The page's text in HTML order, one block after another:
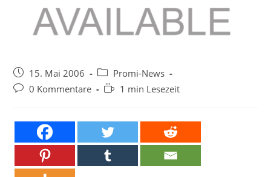
Beitrag
veröffentlicht:
15. Mai 2006
Beitrags-
Kategorie:
Promi-News
Beitrags-
0 Kommentare Lesedauer:
1 min Lesezeit